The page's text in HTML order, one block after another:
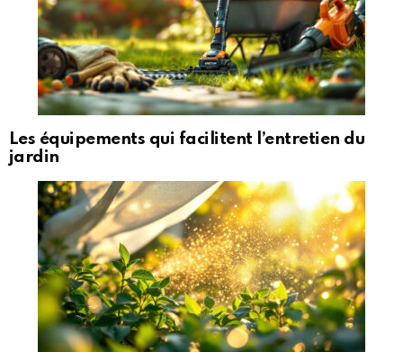
Les équipements qui facilitent l’entretien du
jardin